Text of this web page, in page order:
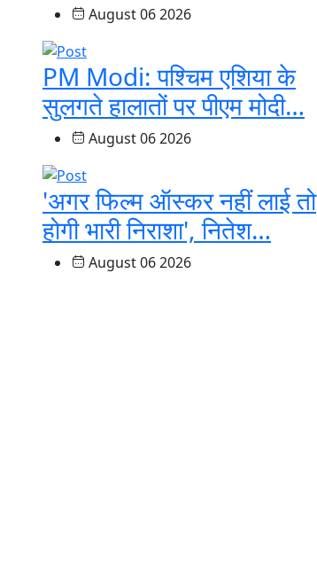
August 06 2026
PM Modi: पश्चिम एशिया के
सुलगते हालातों पर पीएम मोदी…
August 06 2026
'अगर फिल्म ऑस्कर नहीं लाई तो
होगी भारी निराशा', नितेश…
August 06 2026